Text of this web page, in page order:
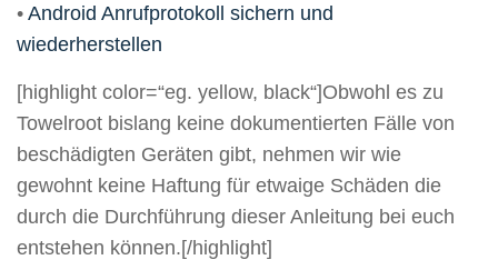
• Android Anrufprotokoll sichern und
wiederherstellen
[highlight color=“eg. yellow, black“]Obwohl es zu
Towelroot bislang keine dokumentierten Fälle von
beschädigten Geräten gibt, nehmen wir wie
gewohnt keine Haftung für etwaige Schäden die
durch die Durchführung dieser Anleitung bei euch
entstehen können.[/highlight]